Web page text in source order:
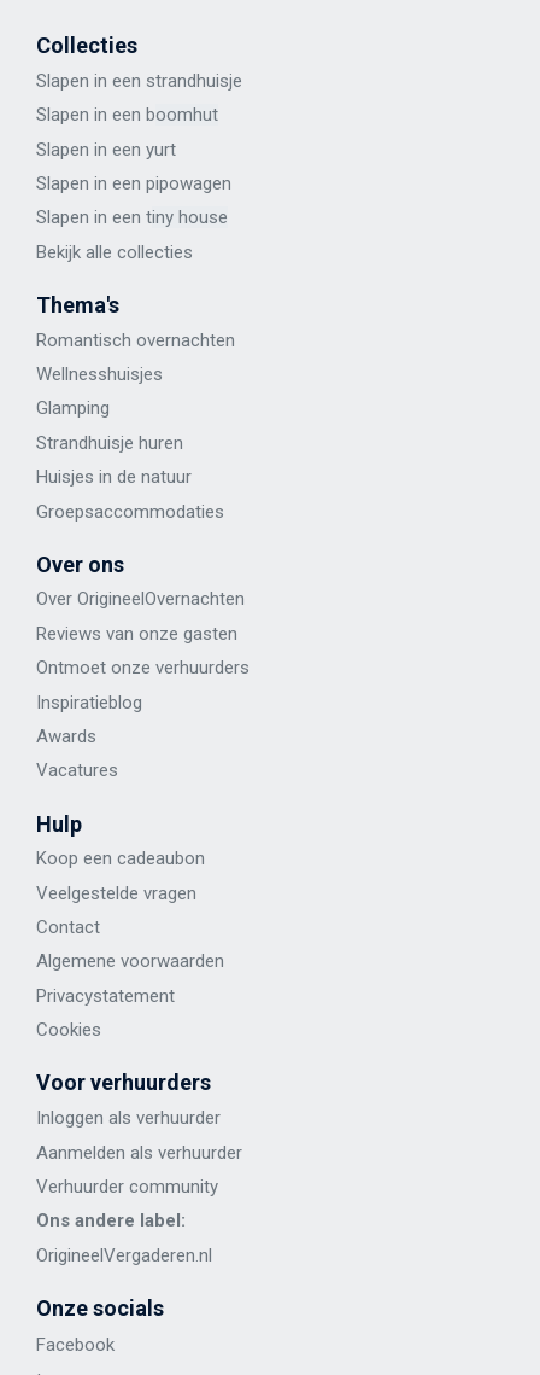
Collecties
Slapen in een strandhuisje
Slapen in een boomhut
Slapen in een yurt
Slapen in een pipowagen
Slapen in een tiny house
Bekijk alle collecties
Thema's
Romantisch overnachten
Wellnesshuisjes
Glamping
Strandhuisje huren
Huisjes in de natuur
Groepsaccommodaties
Over ons
Over OrigineelOvernachten
Reviews van onze gasten
Ontmoet onze verhuurders
Inspiratieblog
Awards
Vacatures
Hulp
Koop een cadeaubon
Veelgestelde vragen
Contact
Algemene voorwaarden
Privacystatement
Cookies
Voor verhuurders
Inloggen als verhuurder
Aanmelden als verhuurder
Verhuurder community
Ons andere label:
OrigineelVergaderen.nl
Onze socials
Facebook